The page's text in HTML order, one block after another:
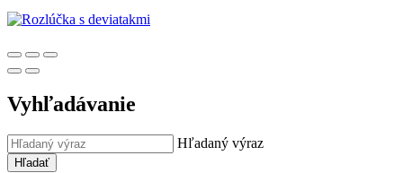
Vyhľadávanie
Hľadaný výraz
Hľadať